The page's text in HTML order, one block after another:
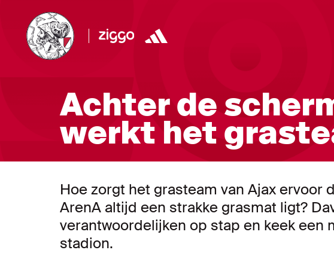
Achter de
werkt het
Hoe zorgt het grasteam van Ajax ervoor
ArenA altijd een strakke grasmat ligt?
verantwoordelijken op stap en keek een
stadion.